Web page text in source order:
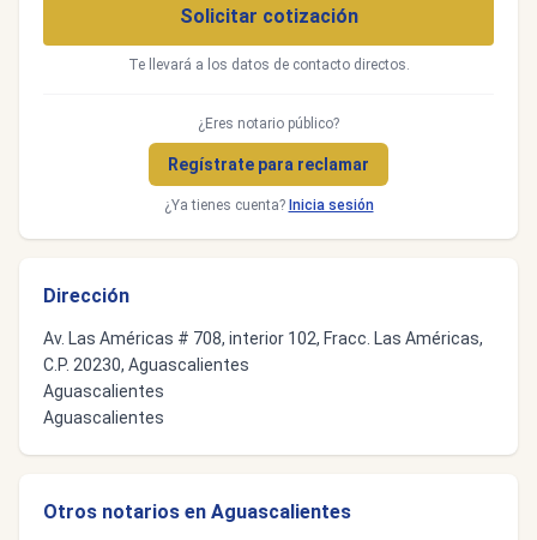
Solicitar cotización
Te llevará a los datos de contacto directos.
¿Eres notario público?
Regístrate para reclamar
¿Ya tienes cuenta? Inicia sesión
Dirección
Av. Las Américas # 708, interior 102, Fracc. Las Américas,
C.P. 20230, Aguascalientes
Aguascalientes
Aguascalientes
Otros notarios en Aguascalientes